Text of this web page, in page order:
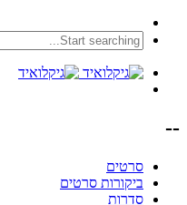
--
סרטים
ביקורות סרטים
סדרות